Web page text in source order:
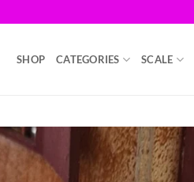
SHOP CATEGORIES SCALE